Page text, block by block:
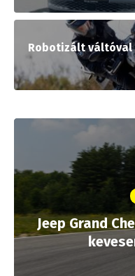
Robotizált váltóval
Jeep Grand